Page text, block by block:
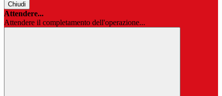
Chiudi
Attendere...
Attendere il completamento dell'operazione...